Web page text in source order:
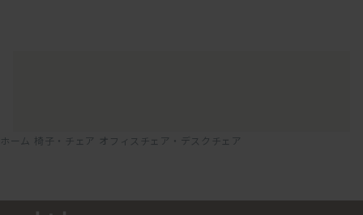
ホーム 椅子・チェア オフィスチェア・デスクチェア